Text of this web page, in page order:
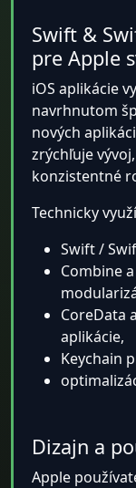
Swift &
pre Apple
iOS aplikácie
navrhnutom
nových
zrýchľuje
konzistentné
Technicky
Swift /
Combine
CoreData
aplikácie,
Keychain
Dizajn a
Apple